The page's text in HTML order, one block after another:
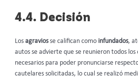
4.4. Decisión
Los agraviosse califican como infundados,
autos se advierte que se reunieron todos los
necesarios para poder pronunciarse
cautelares solicitadas, lo cual se realizó